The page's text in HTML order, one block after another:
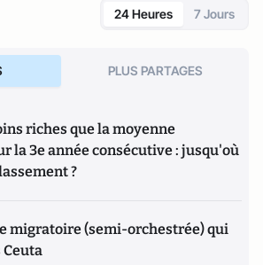
24 Heures 7 Jours
PLUS PARTAGES
riches que la moyenne
la 3e année consécutive : jusqu'où
?
migratoire (semi-orchestrée) qui